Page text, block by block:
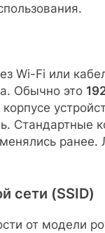
Wi-Fi или
Обычно это
ранее.
сети (SSID)
от модели